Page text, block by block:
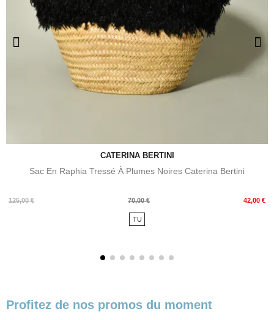
CATERINA BERTINI
Sac En Raphia Tressé À Plumes Noires Caterina Bertini
125,00 €
Prix
70,00 € 42,00 €
Prix
TU
Profitez de nos promos du moment